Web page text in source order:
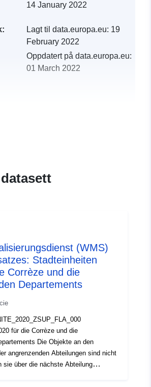
14 January 2022
Lagt til data.europa.eu: 19
February 2022
Oppdatert på data.europa.eu:
01 March 2022
Ressurs:
http://inspire.ec.europa.eu/
codelist/SpatialDataServiceType/
(WMS)
Stadteinheiten
Corrèze und die
Departements
für die Corrèze und die
Die Objekte an den
angrenzenden Abteilungen sind nicht
sie über die nächste Abteilung